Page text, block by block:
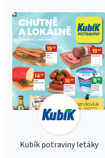
Kubík potraviny letáky